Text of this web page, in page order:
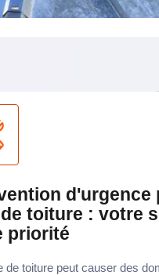
d'urgence
toiture : votre
priorité
de toiture peut causer des